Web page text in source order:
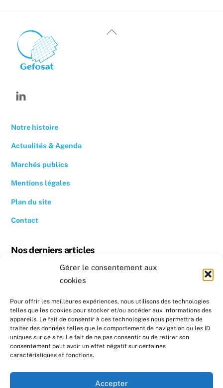
Gérer le consentement aux
cookies
Pour offrir les meilleures expériences, nous utilisons des technologies
telles que les cookies pour stocker et/ou accéder aux informations des
appareils. Le fait de consentir à ces technologies nous permettra de
traiter des données telles que le comportement de navigation ou les ID
uniques sur ce site. Le fait de ne pas consentir ou de retirer son
consentement peut avoir un effet négatif sur certaines
caractéristiques et fonctions.
Accepter
Back
Notre histoire
Actualités & Agenda
Marchés publics
Mentions légales
Plan du site
Contact
Nos derniers articles
Revoir la conférence « Quand se chauffer devient un luxe »
Nos prochains évènements
Formation : Réaliser un diagnostic sociotechnique au
domicile de ménages en précarité énergétique
Formation : Réaliser un diagnostic sociotechnique au
domicile de ménages en précarité énergétique